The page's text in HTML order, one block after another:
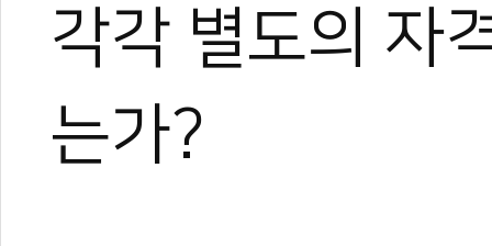
각각 별도의 자
는가?